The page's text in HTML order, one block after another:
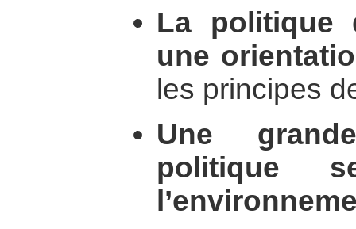
La politique
une
les principes
Une
politique